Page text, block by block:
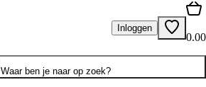
Inloggen
0.00
Waar ben je naar op zoek?